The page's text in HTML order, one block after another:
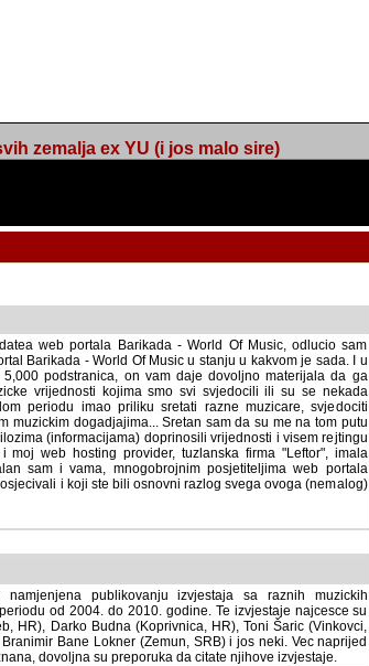
zemalja ex YU (i jos malo sire)
web portala Barikada - World Of Music, odlucio sam
Barikada - World Of Music u stanju u kakvom je sada. I u
podstranica, on vam daje dovoljno materijala da ga
vrijednosti kojima smo svi svjedocili ili su se nekada desile.
imao priliku sretati razne muzicare, svjedociti njihovim
dogadjajima... Sretan sam da su me na tom putu pratili
(informacijama) doprinosili vrijednosti i visem rejtingu ovog
web hosting provider, tuzlanska firma "Leftor", imala
sam i vama, mnogobrojnim posjetiteljima web portala
i koji ste bili osnovni razlog svega ovoga (nemalog)
publikovanju izvjestaja sa raznih muzickih
od 2004. do 2010. godine. Te izvjestaje najcesce su
HR), Darko Budna (Koprivnica, HR), Toni Šaric (Vinkovci,
Bane Lokner (Zemun, SRB) i jos neki. Vec naprijed
dovoljna su preporuka da citate njihove izvjestaje.